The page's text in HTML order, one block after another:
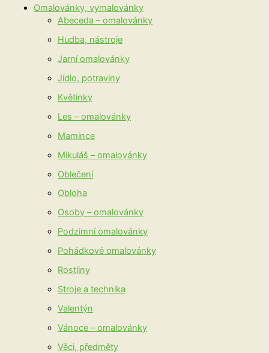
Omalovánky, vymalovánky
Abeceda – omalovánky
Hudba, nástroje
Jarní omalovánky
Jídlo, potraviny
Květinky
Les – omalovánky
Mamince
Mikuláš – omalovánky
Oblečení
Obloha
Osoby – omalovánky
Podzimní omalovánky
Pohádkové omalovánky
Rostliny
Stroje a technika
Valentýn
Vánoce – omalovánky
Věci, předměty